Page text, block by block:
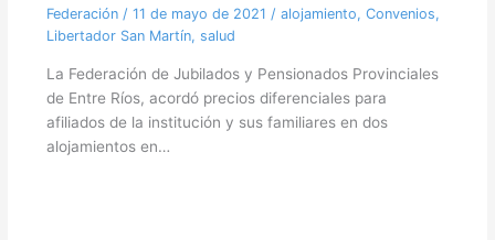
Federación/ 11 de mayo de 2021 / alojamiento, Convenios,
Libertador San Martín, salud
La Federación de Jubilados y Pensionados Provinciales
de Entre Ríos, acordó precios diferenciales para
afiliados de la institución y sus familiares en dos
alojamientos en…